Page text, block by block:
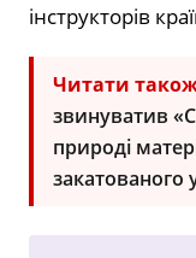
інструкторів
Читати
звинуватив
природі
закатованого